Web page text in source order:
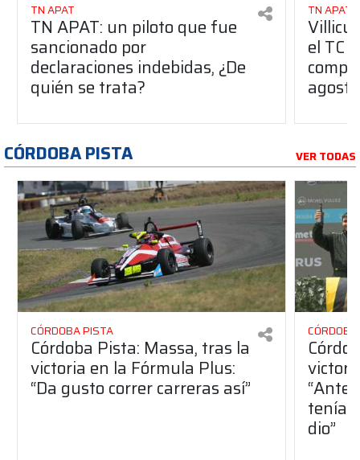
TN APAT
TN APAT: un piloto que fue
sancionado por
declaraciones indebidas, ¿De
quién se trata?
TN APAT
el TC
agosto
CÓRDOBA PISTA VER TODAS
CÓRDOBA PISTA
Córdoba Pista: Massa, tras la
victoria en la Fórmula Plus:
“Da gusto correr carreras así”
dio”